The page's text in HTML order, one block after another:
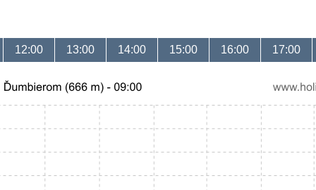
12:00 13:00 14:00 15:00 16:00 17:00